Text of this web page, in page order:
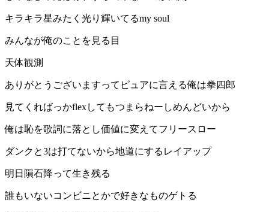
キラキラ星みたく光り輝いてるmy soul
みんなが俺のことを見る目
天体観測️
ありがとうございますってピュアに言える俺は拳四郎
見てくればっかflexしてもつまらねーしめんどいから
俺は恥を歌詞に落とし価値に変えてフリースロー
ダンクと3は打てないから地道にするレイアップ
明日隕石降って生き残る
誰もいないコンビニとかで好きなものゲトる